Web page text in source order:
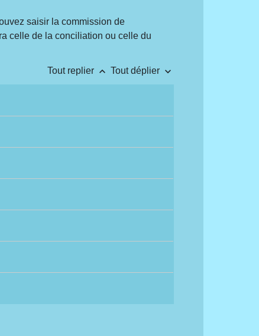
saisir la commission de
celle de la conciliation ou celle du
Tout replier keyboard_arrow_up Tout déplier keyboard_arrow_down